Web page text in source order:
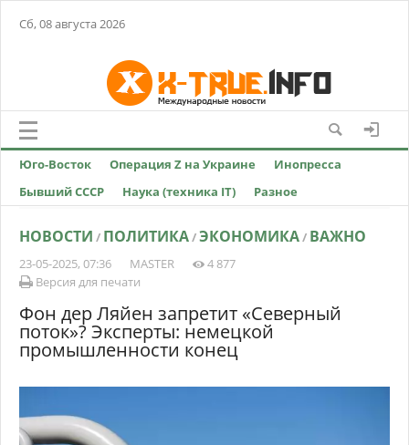
Сб, 08 августа 2026
Юго-Восток Операция Z на Украине
Инопресса
Бывший СССР
Наука (техника IT) Разное
НОВОСТИ / ПОЛИТИКА/ЭКОНОМИКА/ ВАЖНО
23-05-2025, 07:36 MASTER
4 877
Версия для печати
Фон дер Ляйен запретит «Северный
поток»? Эксперты: немецкой
промышленности конец